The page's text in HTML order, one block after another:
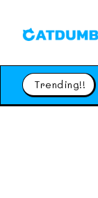
Trending!!